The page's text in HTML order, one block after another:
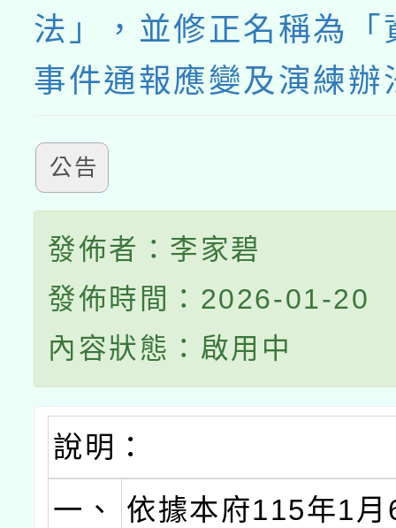
法」，並修正名稱為「
事件通報應變及演練辦
公告
發佈者：李家碧
發佈時間：2026-01-20
內容狀態：啟用中
說明：
一、
依據本府115年1